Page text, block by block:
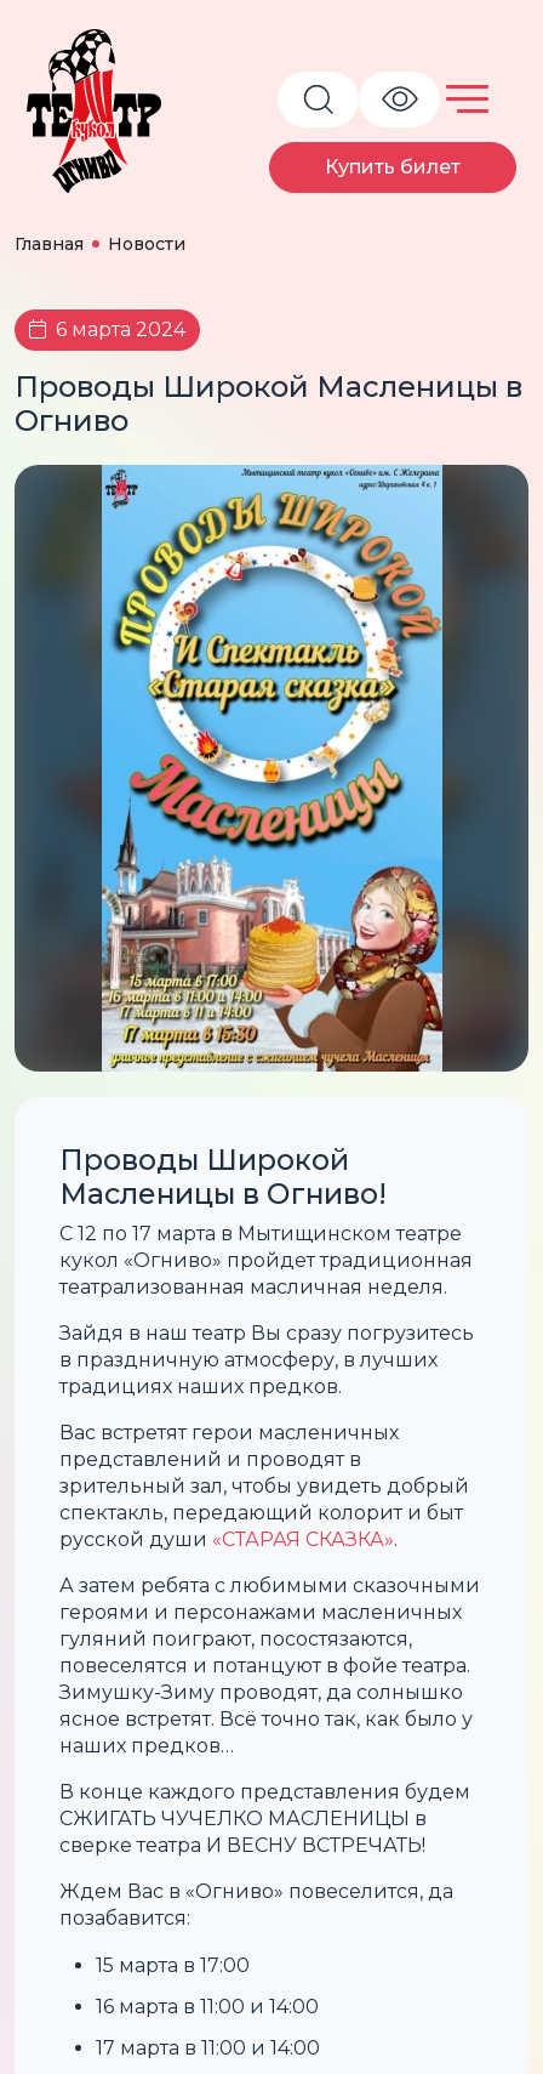
Купить билет
Главная Новости
6 марта 2024
Проводы Широкой Масленицы в
Огниво
Проводы Широкой
Масленицы в Огниво!
С 12 по 17 марта в Мытищинском театре
кукол «Огниво» пройдет традиционная
театрализованная масличная неделя.
Зайдя в наш театр Вы сразу погрузитесь
в праздничную атмосферу, в лучших
традициях наших предков.
Вас встретят герои масленичных
представлений и проводят в
зрительный зал, чтобы увидеть добрый
спектакль, передающий колорит и быт
русской души «СТАРАЯ СКАЗКА».
А затем ребята с любимыми сказочными
героями и персонажами масленичных
гуляний поиграют, посостязаются,
повеселятся и потанцуют в фойе театра.
Зимушку-Зиму проводят, да солнышко
ясное встретят. Всё точно так, как было у
наших предков…
В конце каждого представления будем
СЖИГАТЬ ЧУЧЕЛКО МАСЛЕНИЦЫ в
сверке театра И ВЕСНУ ВСТРЕЧАТЬ!
Ждем Вас в «Огниво» повеселится, да
позабавится:
15 марта в 17:00
16 марта в 11:00 и 14:00
17 марта в 11:00 и 14:00